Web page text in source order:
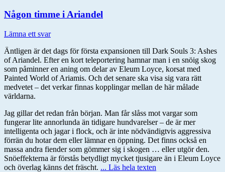
Någon timme i Ariandel
Lämna ett svar
Äntligen är det dags för första expansionen till Dark Souls 3: Ashes
of Ariandel. Efter en kort teleportering hamnar man i en snöig skog
som påminner en aning om delar av Eleum Loyce, korsat med
Painted World of Ariamis. Och det senare ska visa sig vara rätt
medvetet – det verkar finnas kopplingar mellan de här målade
världarna.
Jag gillar det redan från början. Man får slåss mot vargar som
fungerar lite annorlunda än tidigare hundvarelser – de är mer
intelligenta och jagar i flock, och är inte nödvändigtvis aggressiva
förrän du hotar dem eller lämnar en öppning. Det finns också en
massa andra fiender som gömmer sig i skogen … eller utgör den.
Snöeffekterna är förstås betydligt mycket tjusigare än i Eleum Loyce
och överlag känns det fräscht. ... Läs hela texten